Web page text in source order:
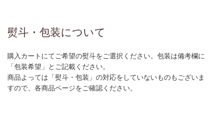
熨斗・包装について
購入カートにてご希望の熨斗をご選択ください。包装は備考欄に
「包装希望」とご記載ください。
商品よっては「熨斗・包装」の対応をしていないものもございま
すので、各商品ページをご確認ください。